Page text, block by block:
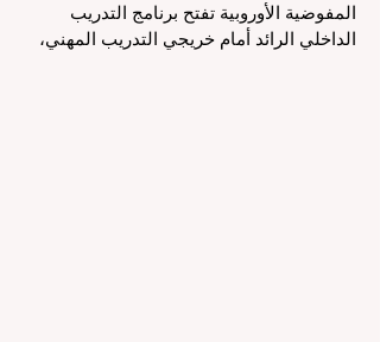
المفوضية الأوروبية تفتح برنامج التدريب
الداخلي الرائد أمام خريجي التدريب المهني،